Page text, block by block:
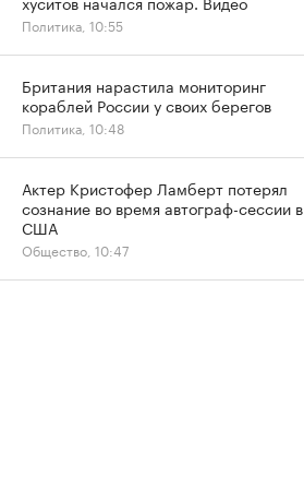
Политика, 10:55
Британия нарастила мониторинг
кораблей России у своих берегов
Политика, 10:48
Актер Кристофер Ламберт потерял
сознание во время автограф-сессии в
США
Общество, 10:47